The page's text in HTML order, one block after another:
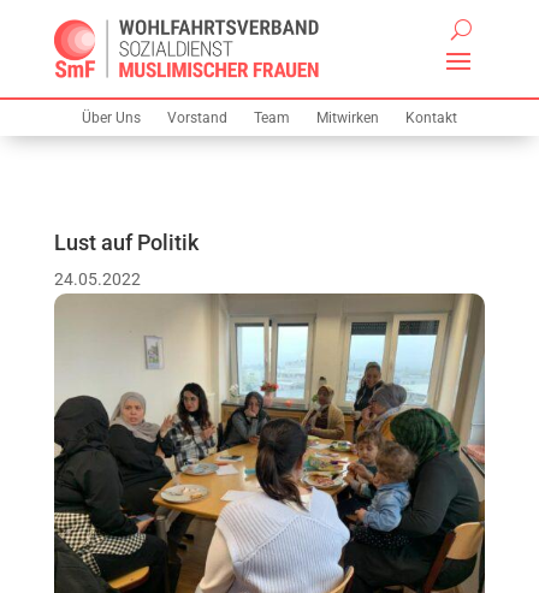
Über Uns Vorstand Team Mitwirken Kontakt
Lust auf Politik
24.05.2022